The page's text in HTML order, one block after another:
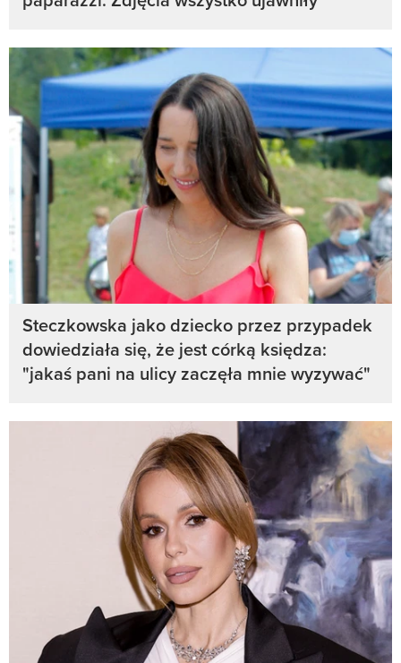
Steczkowska jako dziecko przez przypadek
dowiedziała się, że jest córką księdza:
"jakaś pani na ulicy zaczęła mnie wyzywać"